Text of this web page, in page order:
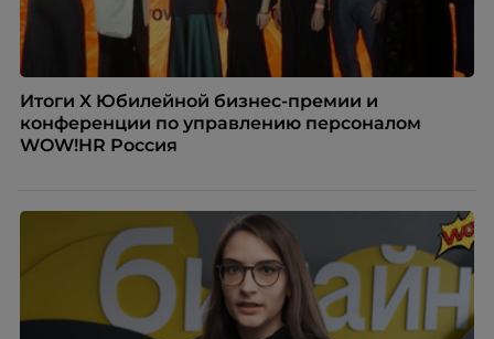
Итоги X Юбилейной бизнес-премии и
конференции по управлению персоналом
WOW!HR Россия